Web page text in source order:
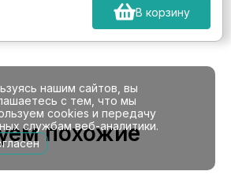
В корзину
похожие
нашим сайтов, вы
с тем, что мы
cookies и передачу
службам веб-аналитики.